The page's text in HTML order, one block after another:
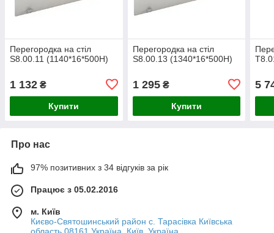
Перегородка на стіл
S8.00.11 (1140*16*500H)
1 132 ₴
Купити
Перегородка на стіл
S8.00.13 (1340*16*500H)
1 295₴
Купити
5
Про нас
97% позитивних з 34 відгуків за рік
Працює з 05.02.2016
м. Київ
Києво-Святошинський район с. Тарасівка Київська